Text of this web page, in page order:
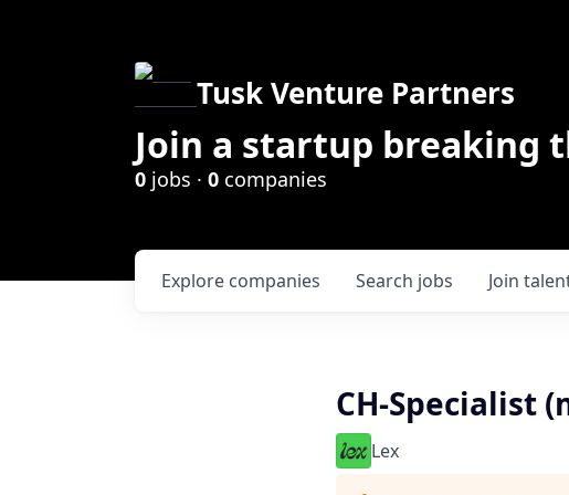
Tusk Venture Partners
Join a startup breaking
0 jobs · 0 companies
Search jobs
Explore companies Join
CH-Specialist
Lex